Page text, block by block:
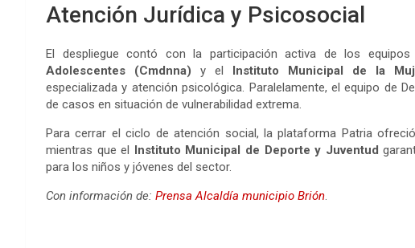
Atención Jurídica y Psicosocial
El despliegue contó con la participación activa de los equipos
Adolescentes (Cmdnna) y el Instituto Municipal de la
especializada y atención psicológica. Paralelamente, el equipo de
de casos en situación de vulnerabilidad extrema.
Para cerrar el ciclo de atención social, la plataforma Patria
mientras que el Instituto Municipal de Deporte y Juventud
para los niños y jóvenes del sector.
Con información de: Prensa Alcaldía municipio Brión.